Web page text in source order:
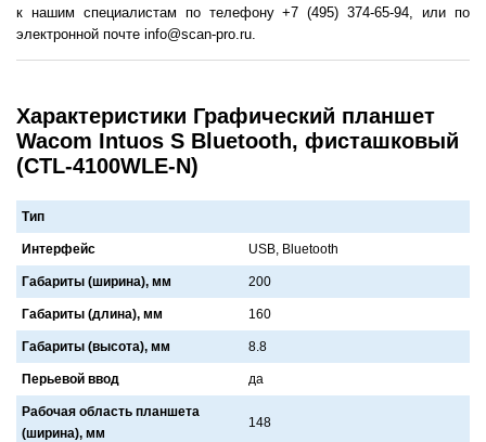
к нашим специалистам по телефону +7 (495) 374-65-94, или по
электронной почте info@scan-pro.ru.
Характеристики Графический планшет
Wacom Intuos S Bluetooth, фисташковый
(CTL-4100WLE-N)
Тип
Интерфейс USB, Bluetooth
Габариты (ширина), мм 200
Габариты (длина), мм 160
Габариты (высота), мм 8.8
Перьевой ввод да
Рабочая область планшета
(ширина), мм
148